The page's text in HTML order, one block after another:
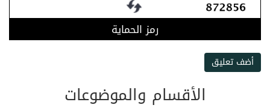
رمز الحماية
أضف تعليق
الأقسام والموضوعات